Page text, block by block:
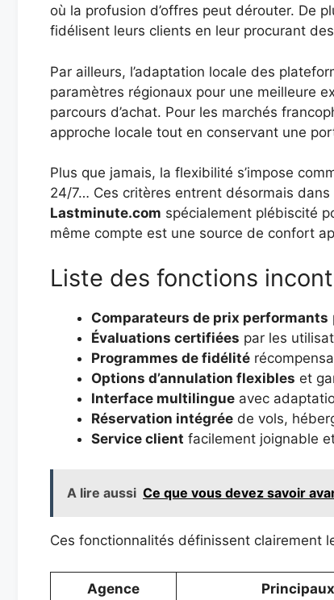
où la profusion d’offres peut dérouter. De
fidélisent leurs clients en leur procurant
Par ailleurs, l’adaptation locale des
paramètres régionaux pour une meilleure
parcours d’achat. Pour les marchés
approche locale tout en conservant une
Plus que jamais, la flexibilité s’impose
24/7… Ces critères entrent désormais
Lastminute.com spécialement plébiscité
même compte est une source de confort
Liste des fonctions
Comparateurs de prix performants
Évaluations certifiées par les
Programmes de fidélité
Options d’annulation flexibles et
Interface multilingue avec
Réservation intégrée de vols,
Service client facilement joignable
A lire aussi Ce que vous devez savoir
Ces fonctionnalités définissent clairement
Agence